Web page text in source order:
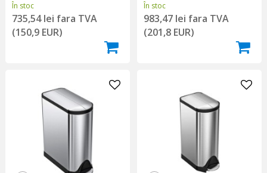
În stoc
735,54 lei fara TVA
(150,9 EUR)
În stoc
983,47 lei fara TVA
(201,8 EUR)